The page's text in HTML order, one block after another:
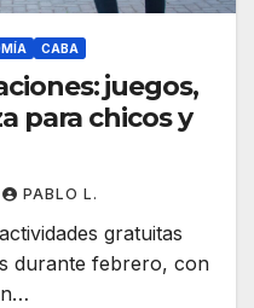
CABA
juegos,
para chicos y
PABLO L.
gratuitas
durante febrero, con